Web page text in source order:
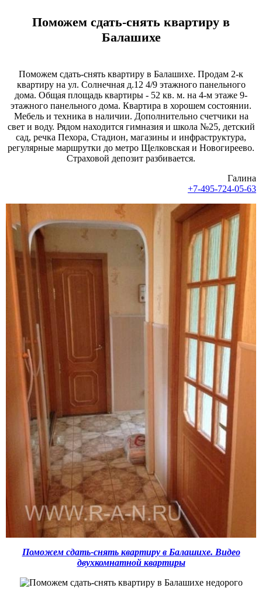
Поможем сдать-снять квартиру в
Балашихе
Поможем сдать-снять квартиру в Балашихе. Продам 2-к
квартиру на ул. Солнечная д.12 4/9 этажного панельного
дома. Общая площадь квартиры - 52 кв. м. на 4-м этаже 9-
этажного панельного дома. Квартира в хорошем состоянии.
Мебель и техника в наличии. Дополнительно счетчики на
свет и воду. Рядом находится гимназия и школа №25, детский
сад, речка Пехора, Стадион, магазины и инфраструктура,
регулярные маршрутки до метро Щелковская и Новогиреево.
Страховой депозит разбивается.
Галина
+7-495-724-05-63
Поможем сдать-снять квартиру в Балашихе. Видео
двухкомнатной квартиры